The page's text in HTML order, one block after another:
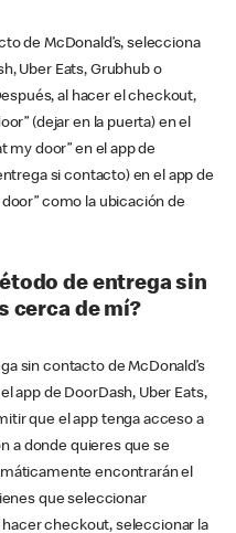
de McDonald’s, selecciona
Uber Eats, Grubhub o
al hacer el checkout,
(dejar en la puerta) en el
my door” en el app de
si contacto) en el app de
como la ubicación de
de entrega sin
cerca de mí?
sin contacto de McDonald’s
app de DoorDash, Uber Eats,
que el app tenga acceso a
a donde quieres que se
encontrarán el
que seleccionar
hacer checkout, seleccionar la